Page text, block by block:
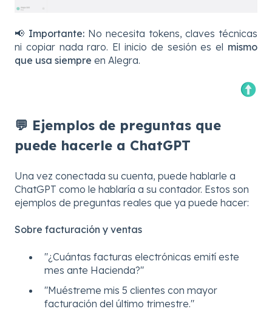
📢 Importante: No necesita tokens, claves técnicas
ni copiar nada raro. El inicio de sesión es el mismo
que usa siempre en Alegra.
💬 Ejemplos de preguntas que
puede hacerle a ChatGPT
Una vez conectada su cuenta, puede hablarle a
ChatGPT como le hablaría a su contador. Estos son
ejemplos de preguntas reales que ya puede hacer:
Sobre facturación y ventas
"¿Cuántas facturas electrónicas emití este
mes ante Hacienda?"
"Muéstreme mis 5 clientes con mayor
facturación del último trimestre."